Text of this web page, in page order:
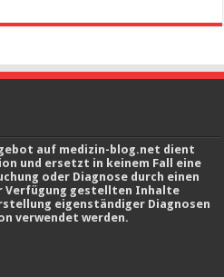
auf medizin-blog.net dient
und ersetzt in keinem Fall eine
oder Diagnose durch einen
Verfügung gestellten Inhalte
eigenständiger Diagnosen
verwendet werden.